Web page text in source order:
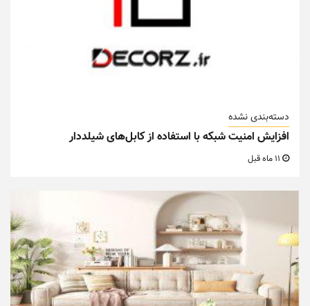
دسته‌بندی نشده
افزایش امنیت شبکه با استفاده از کابل‌های شیلددار